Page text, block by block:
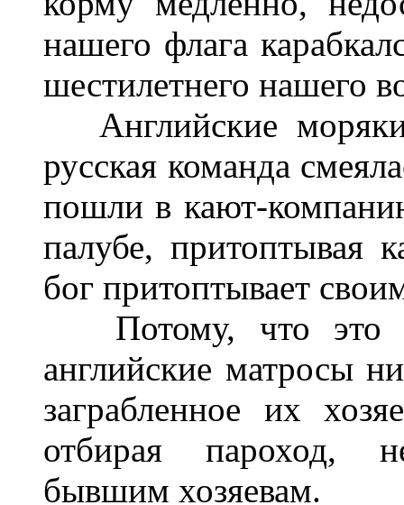
нашего флага
шестилетнего нашего
Английские моряки
русская команда
пошли в кают-
палубе, притоптывая
бог притоптывает
Потому, что это
английские матросы
заграбленное их
отбирая пароход,
бывшим хозяевам.